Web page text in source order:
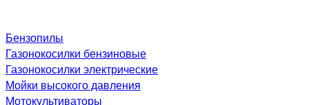
Бензопилы
Газонокосилки бензиновые
Газонокосилки электрические
Мойки высокого давления
Мотокультиваторы